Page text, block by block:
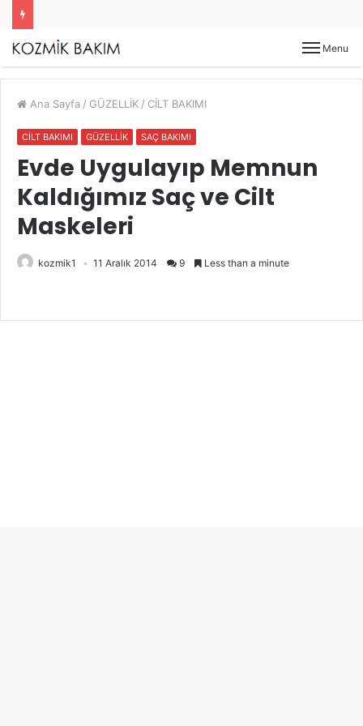
Menu
Ana Sayfa / GÜZELLİK / CİLT BAKIMI
CİLT BAKIMI GÜZELLİK SAÇ BAKIMI
Evde Uygulayıp Memnun
Kaldığımız Saç ve Cilt
Maskeleri
kozmik1 11 Aralık 2014 9 Less than a minute